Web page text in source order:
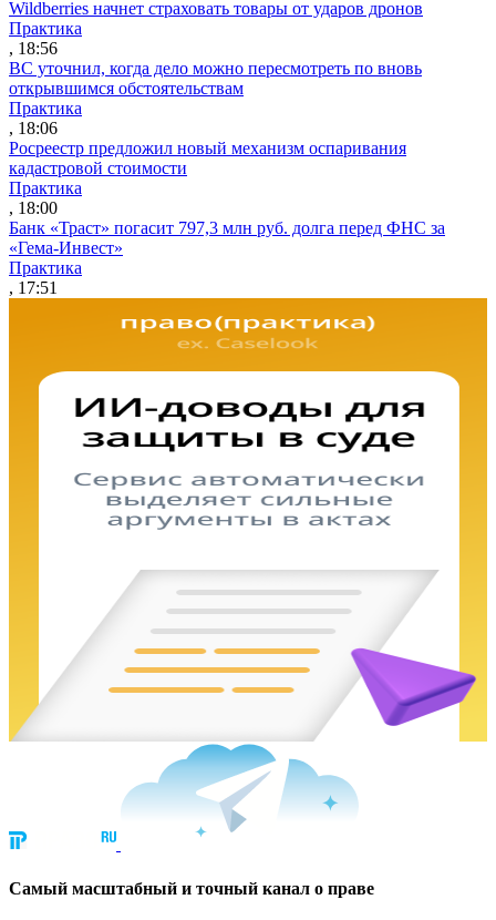
Wildberries начнет страховать товары от ударов дронов
Практика
, 18:56
ВС уточнил, когда дело можно пересмотреть по вновь
открывшимся обстоятельствам
Практика
, 18:06
Росреестр предложил новый механизм оспаривания
кадастровой стоимости
Практика
, 18:00
Банк «Траст» погасит 797,3 млн руб. долга перед ФНС за
«Гема-Инвест»
Практика
, 17:51
Cамый масштабный и точный канал о праве